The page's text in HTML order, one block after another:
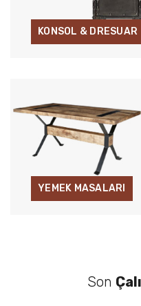
KONSOL & DRESUAR
YEMEK MASALARI
Son